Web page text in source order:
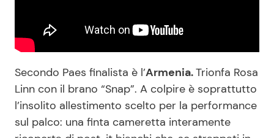
Secondo Paes finalista è l’Armenia.Trionfa Rosa
Linn con il brano “Snap”. A colpire è soprattutto
l’insolito allestimento scelto per la performance
sul palco: una finta cameretta interamente